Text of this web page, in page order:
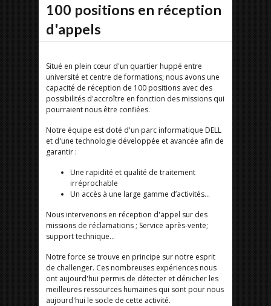
100 positions en réception
d'appels
Situé en plein cœur d'un quartier huppé entre
université et centre de formations; nous avons une
capacité de réception de 100 positions avec des
possibilités d'accroître en fonction des missions qui
pourraient nous être confiées.
Notre équipe est doté d'un parc informatique DELL
et d'une technologie développée et avancée afin de
garantir :
Une rapidité et qualité de traitement
irréprochable
Un accès à une large gamme d’activités…
Nous intervenons en réception d'appel sur des
missions de réclamations ; Service après-vente;
support technique...
Notre force se trouve en principe sur notre esprit
de challenger. Ces nombreuses expériences nous
ont aujourd'hui permis de détecter et dénicher les
meilleures ressources humaines qui sont pour nous
aujourd'hui le socle de cette activité.